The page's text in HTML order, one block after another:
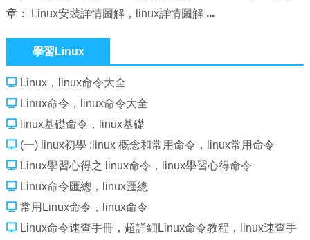
章：
Linux安裝詳情圖解，linux詳情圖解
學習Linux
Linux，linux命令大全
Linux命令，linux命令大全
linux基礎命令，linux基礎
(一) linux初學 :linux 概念和常用命令，linux常用命令
Linux學習心得之 linux命令，linux學習心得命令
Linux命令匯總，linux匯總
常用Linux命令，linux命令
Linux命令速查手冊，超詳細Linux命令教程，linux速查手